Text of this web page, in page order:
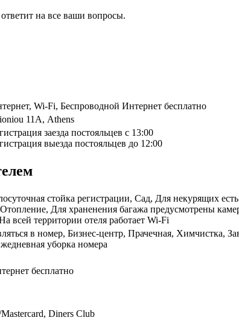
на все ваши вопросы.
Wi-Fi, Беспроводной Интернет бесплатно
11Α, Athens
заезда постояльцев с 13:00
выезда постояльцев до 12:00
стойка регистрации, Сад, Для некурящих
Для храненения багажа предусмотрены
всей территории отеля работает Wi-Fi
в номер, Бизнес-центр, Прачечная, Химчистка,
уборка номера
бесплатно
Diners Club